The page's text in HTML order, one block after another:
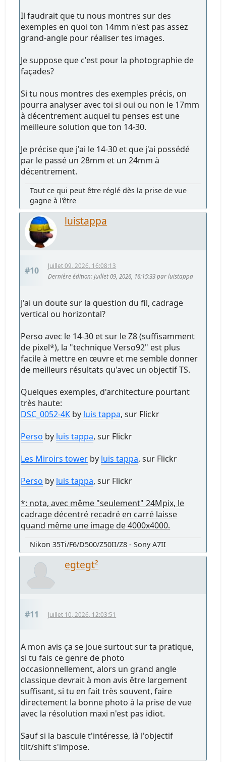
Il faudrait que tu nous montres sur des
exemples en quoi ton 14mm n'est pas assez
grand-angle pour réaliser tes images.
Je suppose que c'est pour la photographie de
façades?
Si tu nous montres des exemples précis, on
pourra analyser avec toi si oui ou non le 17mm
à décentrement auquel tu penses est une
meilleure solution que ton 14-30.
Je précise que j'ai le 14-30 et que j'ai possédé
par le passé un 28mm et un 24mm à
décentrement.
Tout ce qui peut être réglé dès la prise de vue
gagne à l'être
luistappa
#10
Juillet 09, 2026, 16:08:13
Dernière édition: Juillet 09, 2026, 16:15:33 par luistappa
J'ai un doute sur la question du fil, cadrage
vertical ou horizontal?
Perso avec le 14-30 et sur le Z8 (suffisamment
de pixel*), la "technique Verso92" est plus
facile à mettre en œuvre et me semble donner
de meilleurs résultats qu'avec un objectif TS.
Quelques exemples, d'architecture pourtant
très haute:
DSC_0052-4K by luis tappa, sur Flickr
Perso by luis tappa, sur Flickr
Les Miroirs tower by luis tappa, sur Flickr
Perso by luis tappa, sur Flickr
*: nota, avec même "seulement" 24Mpix, le
cadrage décentré recadré en carré laisse
quand même une image de 4000x4000.
Nikon 35Ti/F6/D500/Z50II/Z8 - Sony A7II
egtegt²
#11 Juillet 10, 2026, 12:03:51
A mon avis ça se joue surtout sur ta pratique,
si tu fais ce genre de photo
occasionnellement, alors un grand angle
classique devrait à mon avis être largement
suffisant, si tu en fait très souvent, faire
directement la bonne photo à la prise de vue
avec la résolution maxi n'est pas idiot.
Sauf si la bascule t'intéresse, là l'objectif
tilt/shift s'impose.